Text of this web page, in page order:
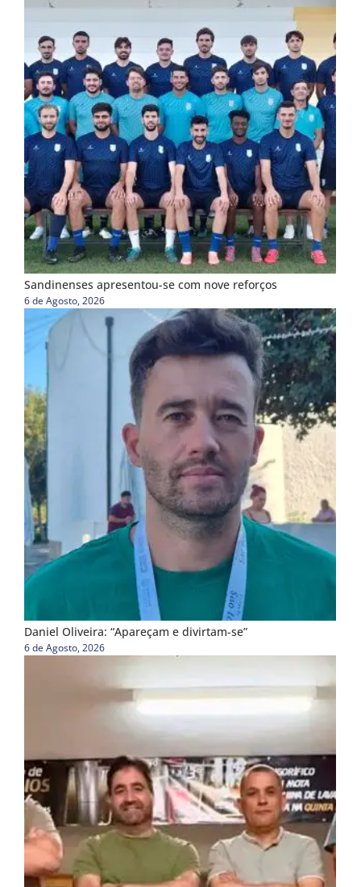
Sandinenses apresentou-se com nove reforços
6 de Agosto, 2026
Daniel Oliveira: “Apareçam e divirtam-se”
6 de Agosto, 2026